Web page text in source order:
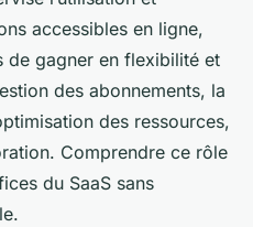
accessibles en ligne,
de gagner en flexibilité et
des abonnements, la
des ressources,
Comprendre ce rôle
du SaaS sans